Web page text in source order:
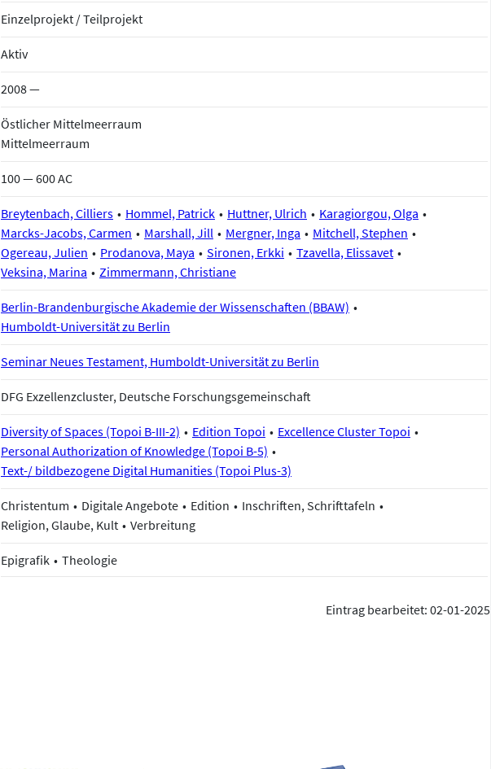
Einzelprojekt / Teilprojekt
Aktiv
2008 —
Östlicher Mittelmeerraum
Mittelmeerraum
100 — 600 AC
Breytenbach, Cilliers Hommel, Patrick Huttner, Ulrich
Karagiorgou, Olga
Marcks-Jacobs, Carmen
Marshall, Jill Mergner, Inga
Mitchell, Stephen
Ogereau, Julien
Prodanova, Maya Sironen, Erkki
Tzavella, Elissavet
Veksina, Marina
Zimmermann, Christiane
Berlin-Brandenburgische Akademie der Wissenschaften (BBAW)
Humboldt-Universität zu Berlin
Seminar Neues Testament, Humboldt-Universität zu Berlin
DFG Exzellenzcluster, Deutsche Forschungsgemeinschaft
Diversity of Spaces (Topoi B-III-2) Edition Topoi
Excellence Cluster Topoi
Personal Authorization of Knowledge (Topoi B-5)
Text-/ bildbezogene Digital Humanities (Topoi Plus-3)
Christentum Digitale Angebote Edition
Inschriften, Schrifttafeln
Religion, Glaube, Kult
Verbreitung
Epigrafik Theologie
Eintrag bearbeitet: 02-01-2025